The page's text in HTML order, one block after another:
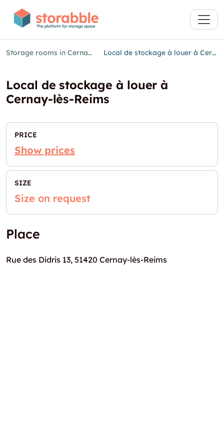
Storage rooms in Cernay-lès-Reims Local de stockage à louer à Cernay-lès-Reims
Local de stockage à louer à
Cernay-lès-Reims
PRICE
Show prices
SIZE
Size on request
Place
Rue des Didris 13, 51420 Cernay-lès-Reims